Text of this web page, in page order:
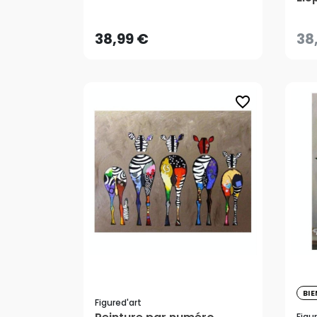
38,99 €AJOUTER AU PANIER
favorite_border
Figured'art